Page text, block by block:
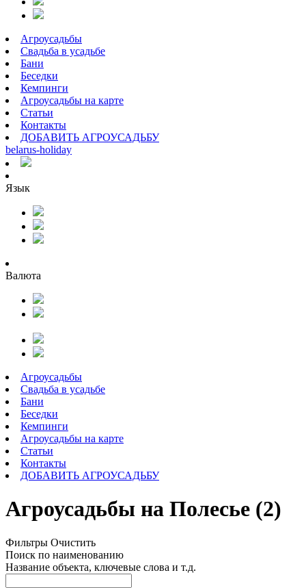
Агроусадьбы
Свадьба в усадьбе
Бани
Беседки
Кемпинги
Агроусадьбы на карте
Статьи
Контакты
ДОБАВИТЬ АГРОУСАДЬБУ
belarus-holiday
Язык
Валюта
Агроусадьбы
Свадьба в усадьбе
Бани
Беседки
Кемпинги
Агроусадьбы на карте
Статьи
Контакты
ДОБАВИТЬ АГРОУСАДЬБУ
Агроусадьбы на Полесье (2)
Фильтры Очистить
Поиск по наименованию
Название объекта, ключевые слова и т.д.